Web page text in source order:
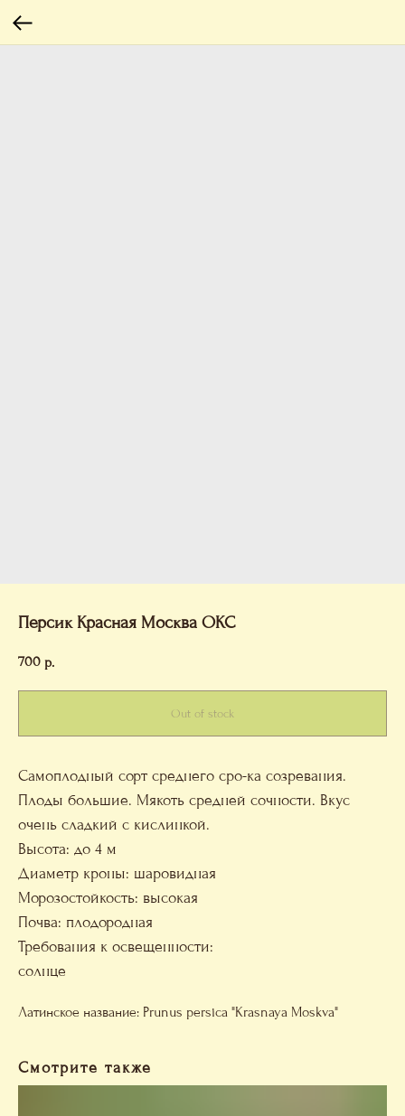
Персик Красная Москва ОКС
700 р.
Out of stock
Самоплодный сорт среднего сро-ка созревания.
Плоды большие. Мякоть средней сочности. Вкус
очень сладкий с кислинкой.
Высота: до 4 м
Диаметр кроны: шаровидная
Морозостойкость: высокая
Почва: плодородная
Требования к освещенности:
солнце
Латинское название: Prunus persica "Krasnaya Moskva"
Смотрите также